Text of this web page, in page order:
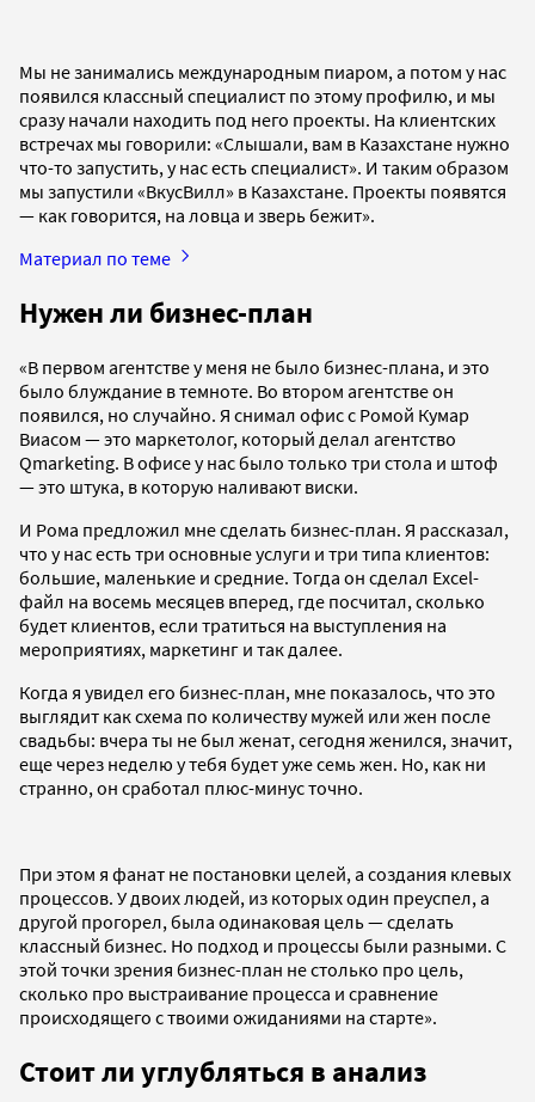
Мы не занимались международным пиаром, а потом у нас
появился классный специалист по этому профилю, и мы
сразу начали находить под него проекты. На клиентских
встречах мы говорили: «Слышали, вам в Казахстане нужно
что-то запустить, у нас есть специалист». И таким образом
мы запустили «ВкусВилл» в Казахстане. Проекты появятся
— как говорится, на ловца и зверь бежит».
Материал по теме
Нужен ли бизнес-план
«В первом агентстве у меня не было бизнес-плана, и это
было блуждание в темноте. Во втором агентстве он
появился, но случайно. Я снимал офис с Ромой Кумар
Виасом — это маркетолог, который делал агентство
Qmarketing. В офисе у нас было только три стола и штоф
— это штука, в которую наливают виски.
И Рома предложил мне сделать бизнес-план. Я рассказал,
что у нас есть три основные услуги и три типа клиентов:
большие, маленькие и средние. Тогда он сделал Excel-
файл на восемь месяцев вперед, где посчитал, сколько
будет клиентов, если тратиться на выступления на
мероприятиях, маркетинг и так далее.
Когда я увидел его бизнес-план, мне показалось, что это
выглядит как схема по количеству мужей или жен после
свадьбы: вчера ты не был женат, сегодня женился, значит,
еще через неделю у тебя будет уже семь жен. Но, как ни
странно, он сработал плюс-минус точно.
При этом я фанат не постановки целей, а создания клевых
процессов. У двоих людей, из которых один преуспел, а
другой прогорел, была одинаковая цель — сделать
классный бизнес. Но подход и процессы были разными. С
этой точки зрения бизнес-план не столько про цель,
сколько про выстраивание процесса и сравнение
происходящего с твоими ожиданиями на старте».
Стоит ли углубляться в анализ